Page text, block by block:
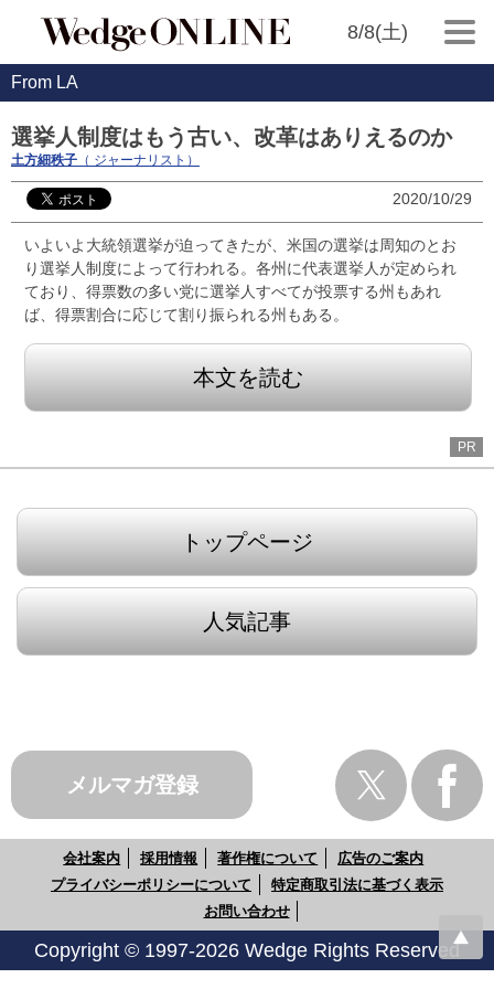
8/8(土)
From LA
選挙人制度はもう古い、改革はありえるのか
土方細秩子 （ ジャーナリスト）
2020/10/29
いよいよ大統領選挙が迫ってきたが、米国の選挙は周知のとお
り選挙人制度によって行われる。各州に代表選挙人が定められ
ており、得票数の多い党に選挙人すべてが投票する州もあれ
ば、得票割合に応じて割り振られる州もある。
本文を読む
PR
トップページ
人気記事
メルマガ登録
会社案内 採用情報 著作権について
広告のご案内
プライバシーポリシーについて
特定商取引法に基づく表示
お問い合わせ
Copyright © 1997-2026 Wedge Rights Reserved